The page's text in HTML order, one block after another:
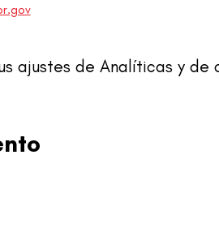
ajustes de Analíticas y de